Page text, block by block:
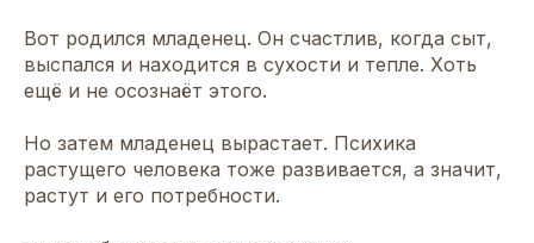
Вот родился младенец. Он счастлив, когда сыт,
выспался и находится в сухости и тепле. Хоть
ещё и не осознаёт этого.
Но затем младенец вырастает. Психика
растущего человека тоже развивается, а значит,
растут и его потребности.